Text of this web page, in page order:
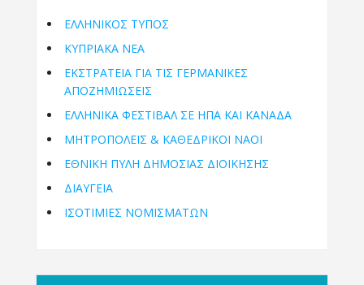
ΕΛΛΗΝΙΚΟΣ ΤΥΠΟΣ
ΚΥΠΡΙΑΚΑ ΝΕΑ
ΕΚΣΤΡΑΤΕΙΑ ΓΙΑ ΤΙΣ ΓΕΡΜΑΝΙΚΕΣ
ΑΠΟΖΗΜΙΩΣΕΙΣ
ΕΛΛΗΝΙΚΆ ΦΕΣΤΙΒΆΛ ΣΕ ΗΠΑ ΚΑΙ ΚΑΝΑΔΑ
ΜΗΤΡΟΠΌΛΕΙΣ & ΚΑΘΕΔΡΙΚΟΊ ΝΑΟΊ
ΕΘΝΙΚΉ ΠΎΛΗ ΔΗΜΌΣΙΑΣ ΔΙΟΊΚΗΣΗΣ
ΔΙΑΥΓΕΙΑ
ΙΣΟΤΙΜΙΕΣ ΝΟΜΙΣΜΑΤΩΝ